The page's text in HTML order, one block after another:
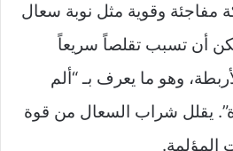
وقوية مثل نوبة سعال
أن تسبب تقلصاً سريعاً
وهو ما يعرف بـ “ألم
يقلل شراب السعال من قوة
المؤلمة.